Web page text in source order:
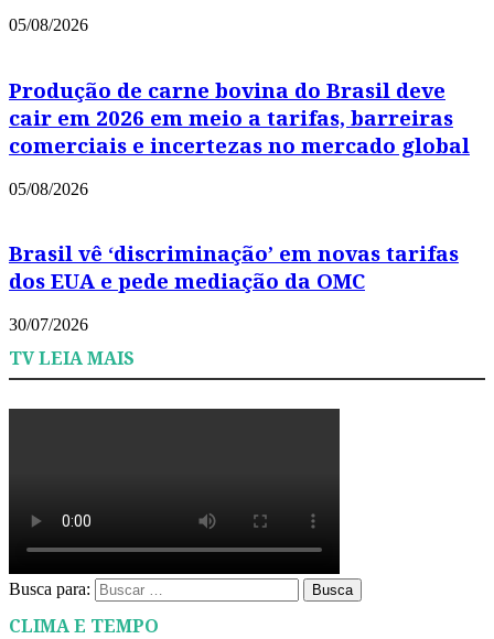
05/08/2026
Produção de carne bovina do Brasil deve
cair em 2026 em meio a tarifas, barreiras
comerciais e incertezas no mercado global
05/08/2026
Brasil vê ‘discriminação’ em novas tarifas
dos EUA e pede mediação da OMC
30/07/2026
TV LEIA MAIS
Busca para: Busca
CLIMA E TEMPO